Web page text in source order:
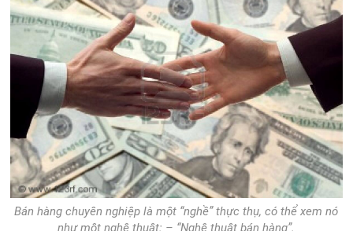
Bán hàng chuyên nghiệp là một “nghề” thực thụ, có thể xem nó
như một nghệ thuật: – “Nghệ thuật bán hàng”.